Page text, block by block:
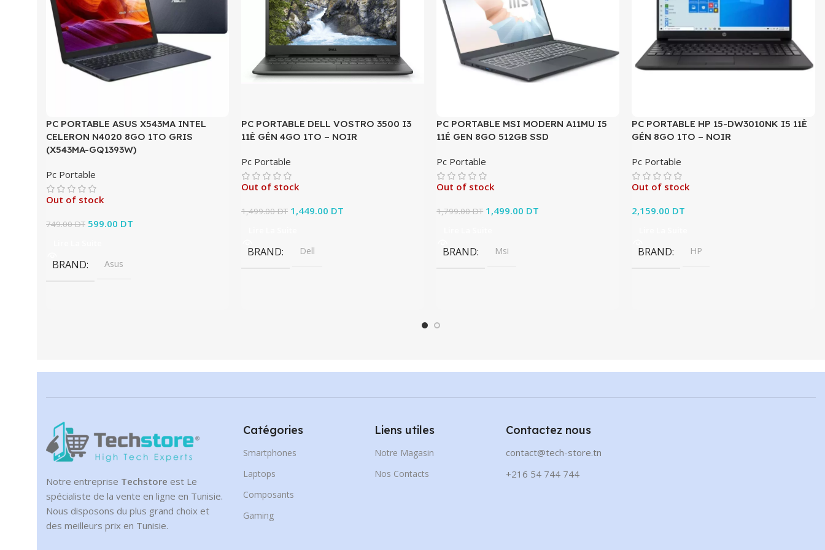
PC PORTABLE ASUS X543MA INTEL
CELERON N4020 8GO 1TO GRIS
(X543MA-GQ1393W)
Pc Portable
Out of stock
749.00DT Le prix initial était : 749.00 DT.
599.00 DT
BRAND Asus
PC PORTABLE DELL VOSTRO 3500 I3
11È GÉN 4GO 1TO – NOIR
Pc Portable
Out of stock
1,499.00DT Le prix initial était :
1,449.00 DT
BRAND Dell
PC PORTABLE MSI MODERN A11MU I5
11É GEN 8GO 512GB SSD
Pc Portable
Out of stock
1,799.00DT Le prix initial était :
1,499.00 DT
BRAND Msi
PC PORTABLE HP 15-DW3010NK I5 11È
GÉN 8GO 1TO – NOIR
Pc Portable
Out of stock
2,159.00 DT
BRAND HP
Notre entreprise Techstore est Le
spécialiste de la vente en ligne en Tunisie.
Nous disposons du plus grand choix et
des meilleurs prix en Tunisie.
Catégories
Smartphones
Laptops
Composants
Gaming
Liens utiles
Notre Magasin
Nos Contacts
Contactez nous
contact@tech-store.tn
+216 54 744 744